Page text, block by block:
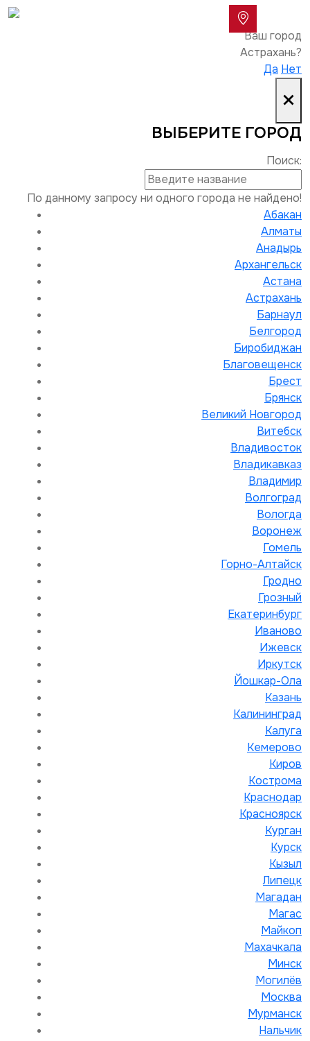
Ваш город
Астрахань?
Да Нет
×
ВЫБЕРИТЕ ГОРОД
Поиск:
По данному запросу ни одного города не найдено!
Абакан
Алматы
Анадырь
Архангельск
Астана
Астрахань
Барнаул
Белгород
Биробиджан
Благовещенск
Брест
Брянск
Великий Новгород
Витебск
Владивосток
Владикавказ
Владимир
Волгоград
Вологда
Воронеж
Гомель
Горно-Алтайск
Гродно
Грозный
Екатеринбург
Иваново
Ижевск
Иркутск
Йошкар-Ола
Казань
Калининград
Калуга
Кемерово
Киров
Кострома
Краснодар
Красноярск
Курган
Курск
Кызыл
Липецк
Магадан
Магас
Майкоп
Махачкала
Минск
Могилёв
Москва
Мурманск
Нальчик